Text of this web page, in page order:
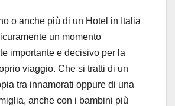
o anche più di un Hotel in Italia
un momento
importante e decisivo per la
viaggio. Che si tratti di un
tra innamorati oppure di una
anche con i bambini più